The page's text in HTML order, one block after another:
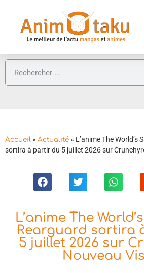
Accueil » Actualité » L’anime The World’s
sortira à partir du 5 juillet 2026 sur
L’anime The
Rearguard sortira
5 juillet 2026 sur
Nouveau